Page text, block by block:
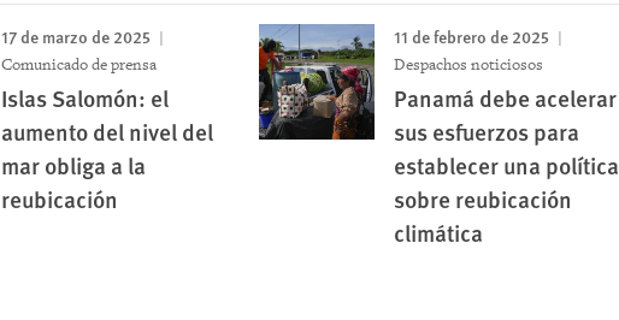
17 de marzo de 2025
Comunicado de prensa
Islas Salomón: el
aumento del nivel del
mar obliga a la
reubicación
11 de febrero de 2025
Despachos noticiosos
Panamá debe acelerar
sus esfuerzos para
establecer una política
sobre reubicación
climática